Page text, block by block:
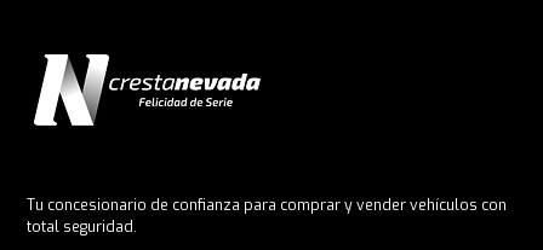
Tu concesionario de confianza para comprar y vender vehículos con
total seguridad.